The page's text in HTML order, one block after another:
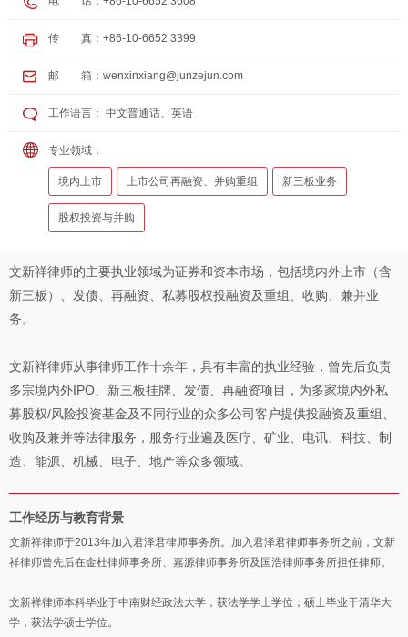
传 真：+86-10-6652 3399
邮 箱： wenxinxiang@junzejun.com
工作语言： 中文普通话、英语
专业领域：
境内上市 上市公司再融资、并购重组 新三板业务
股权投资与并购
文新祥律师的主要执业领域为证券和资本市场，包括境内外上市（含
新三板）、发债、再融资、私募股权投融资及重组、收购、兼并业
务。
文新祥律师从事律师工作十余年，具有丰富的执业经验，曾先后负责
多宗境内外IPO、新三板挂牌、发债、再融资项目，为多家境内外私
募股权/风险投资基金及不同行业的众多公司客户提供投融资及重组、
收购及兼并等法律服务，服务行业遍及医疗、矿业、电讯、科技、制
造、能源、机械、电子、地产等众多领域。
工作经历与教育背景
文新祥律师于2013年加入君泽君律师事务所。加入君泽君律师事务所之前，文新
祥律师曾先后在金杜律师事务所、嘉源律师事务所及国浩律师事务所担任律师。
文新祥律师本科毕业于中南财经政法大学，获法学学士学位；硕士毕业于清华大
学，获法学硕士学位。